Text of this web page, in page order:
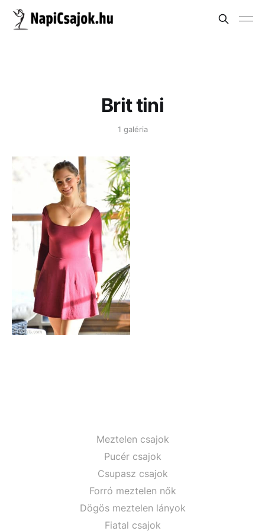
Brit tini
1 galéria
Meztelen csajok
Pucér csajok
Csupasz csajok
Forró meztelen nők
Dögös meztelen lányok
Fiatal csajok